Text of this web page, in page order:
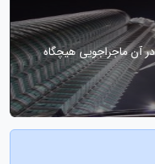
آن ماجراجویی هیچگاه